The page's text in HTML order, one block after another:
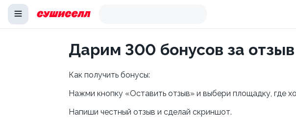
Дарим 300 бонусов за
Как получить бонусы:
Нажми кнопку «Оставить отзыв» и выбери площадку, где
Напиши честный отзыв и сделай скриншот.